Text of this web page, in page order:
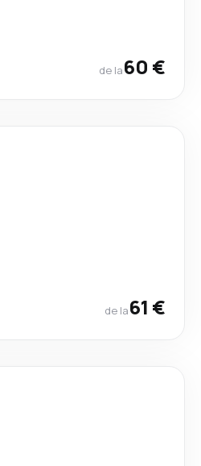
de la60 €
de la61 €